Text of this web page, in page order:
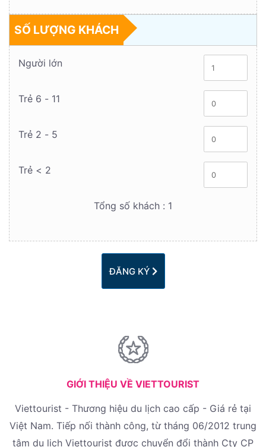
SỐ LƯỢNG KHÁCH
Người lớn
Trẻ 6 - 11
Trẻ 2 - 5
Trẻ < 2
Tổng số khách : 1
ĐĂNG KÝ
GIỚI THIỆU VỀ VIETTOURIST
Viettourist - Thương hiệu du lịch cao cấp - Giá rẻ tại
Việt Nam. Tiếp nối thành công, từ tháng 06/2012 trung
tâm du lịch Viettourist được chuyển đổi thành Cty CP